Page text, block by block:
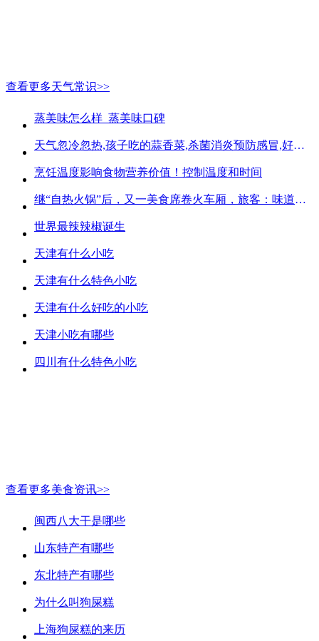
查看更多天气常识>>
蒸美味怎么样_蒸美味口碑
天气忽冷忽热,孩子吃的蒜香菜,杀菌消炎预防感冒,好吃不贵
烹饪温度影响食物营养价值！控制温度和时间
继“自热火锅”后，又一美食席卷火车厢，旅客：味道好吃又方便
世界最辣辣椒诞生
天津有什么小吃
天津有什么特色小吃
天津有什么好吃的小吃
天津小吃有哪些
四川有什么特色小吃
查看更多美食资讯>>
闽西八大干是哪些
山东特产有哪些
东北特产有哪些
为什么叫狗屎糕
上海狗屎糕的来历